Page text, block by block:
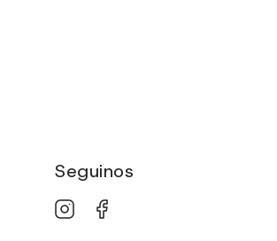
Seguinos